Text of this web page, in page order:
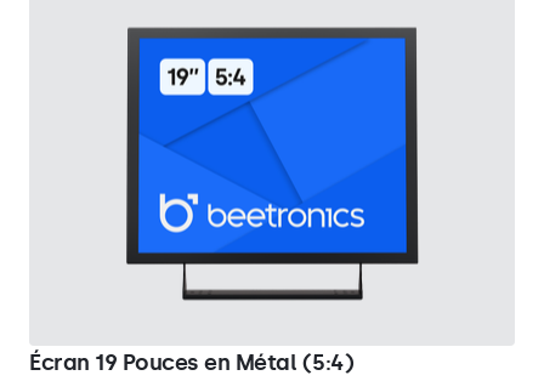
Écran 19 Pouces en Métal (5:4)